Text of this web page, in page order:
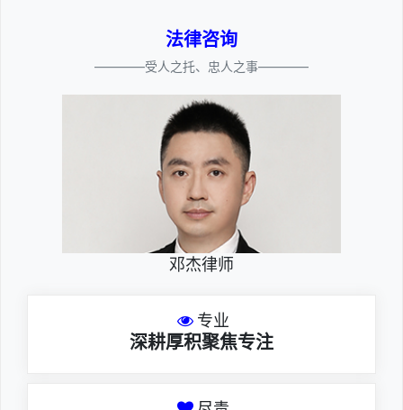
法律咨询
————受人之托、忠人之事————
邓杰律师
专业
深耕厚积聚焦专注